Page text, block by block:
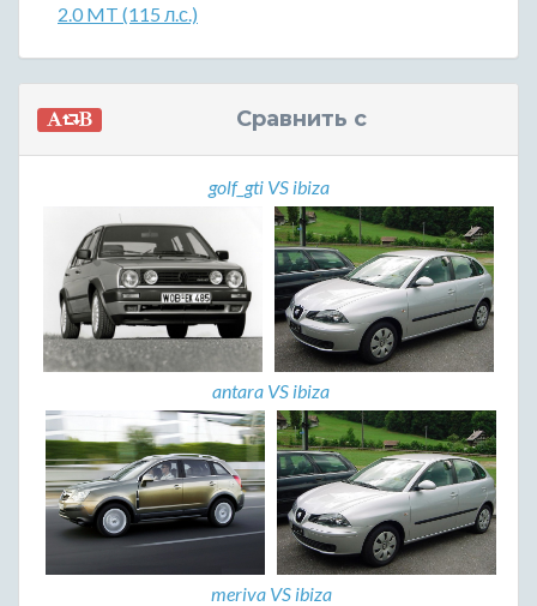
2.0 MT (115 л.с.)
Сравнить с
golf_gti VS ibiza
antara VS ibiza
meriva VS ibiza